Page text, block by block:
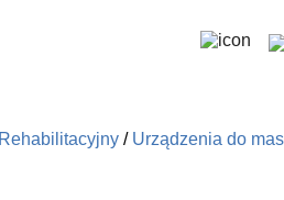
/ Urządzenia do